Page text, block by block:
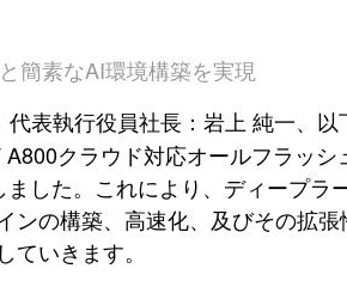
簡素なAI環境構築を実現
表執行役員社長：岩上 純一、以
クラウド対応オールフラッシ
した。これにより、ディープラ
ンの構築、高速化、及びその拡
いきます。